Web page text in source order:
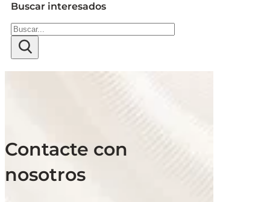
Buscar interesados
Buscar
Contacte con
nosotros